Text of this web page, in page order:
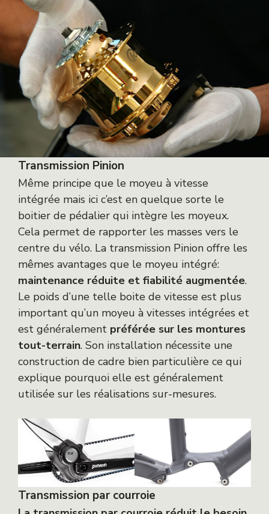
Transmission Pinion
Même principe que le moyeu à vitesse
intégrée mais ici c’est en quelque sorte le
boitier de pédalier qui intègre les moyeux.
Cela permet de rapporter les masses vers le
centre du vélo. La transmission Pinion offre les
mêmes avantages que le moyeu intégré:
maintenance réduite et fiabilité augmentée.
Le poids d’une telle boite de vitesse est plus
important qu’un moyeu à vitesses intégrées et
est généralement préférée sur les montures
tout-terrain. Son installation nécessite une
construction de cadre bien particulière ce qui
explique pourquoi elle est généralement
utilisée sur les réalisations sur-mesures.
Transmission par courroie